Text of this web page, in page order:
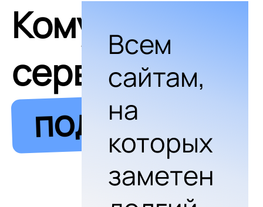
Кому
сервис
подходит
Всем
сайтам,
на
которых
заметен